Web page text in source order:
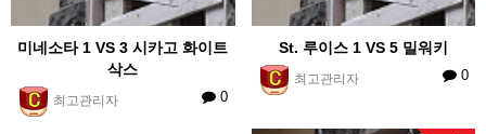
미네소타 1 VS 3 시카고 화이트
삭스
최고관리자 0
St. 루이스 1 VS 5 밀워키
최고관리자 0